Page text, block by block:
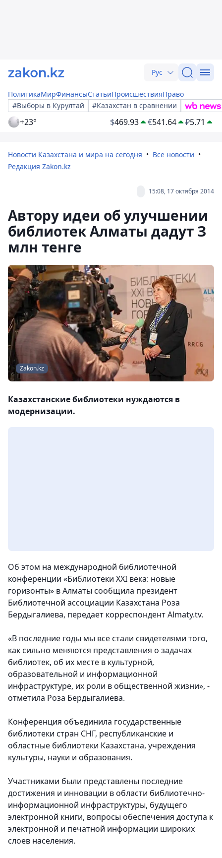
Рус
ПолитикаМирФинансыСтатьиПроисшествияПраво
#Выборы в Курултай
#Казахстан в сравнении
+23° $469.93 €541.64 ₽5.71
Новости Казахстана и мира на сегодня
Все новости
Редакция Zakon.kz
15:08, 17 октября 2014
Автору идеи об улучшении
библиотек Алматы дадут З
млн тенге
Zakon.kz
Казахстанские библиотеки нуждаются в
модернизации.
Об этом на международной библиотечной
конференции «Библиотеки XXI века: новые
горизонты» в Алматы сообщила президент
Библиотечной ассоциации Казахстана Роза
Бердыгалиева, передает корреспондент Almaty.tv.
«В последние годы мы все стали свидетелями того,
как сильно меняются представления о задачах
библиотек, об их месте в культурной,
образовательной и информационной
инфраструктуре, их роли в общественной жизни», -
отметила Роза Бердыгалиева.
Конференция объединила государственные
библиотеки стран СНГ, республиканские и
областные библиотеки Казахстана, учреждения
культуры, науки и образования.
Участниками были представлены последние
достижения и инновации в области библиотечно-
информационной инфраструктуры, будущего
электронной книги, вопросы обеспечения доступа к
электронной и печатной информации широких
слоев населения.